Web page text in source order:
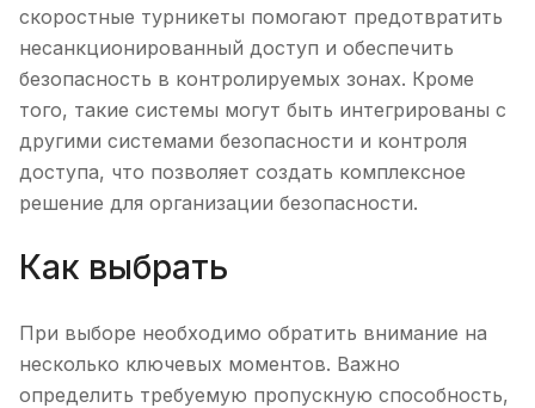
скоростные турникеты помогают предотвратить
несанкционированный доступ и обеспечить
безопасность в контролируемых зонах. Кроме
того, такие системы могут быть интегрированы с
другими системами безопасности и контроля
доступа, что позволяет создать комплексное
решение для организации безопасности.
Как выбрать
При выборе необходимо обратить внимание на
несколько ключевых моментов. Важно
определить требуемую пропускную способность,